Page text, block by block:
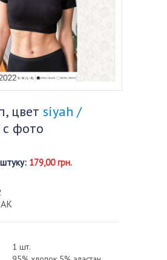
цвет siyah /
с фото
: 179,00 грн.
1 шт.